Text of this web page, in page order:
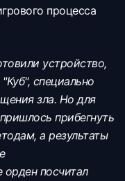
процесса
устройство,
специально
зла. Но для
прибегнуть
а результаты
орден посчитал